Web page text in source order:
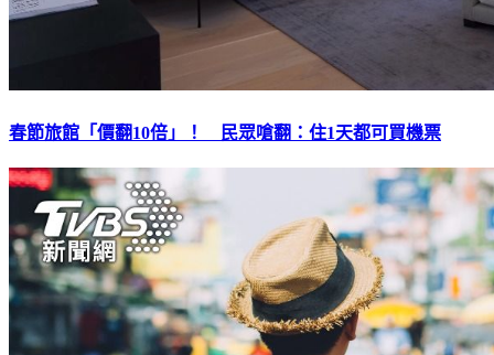
春節旅館「價翻10倍」！ 民眾嗆翻：住1天都可買機票